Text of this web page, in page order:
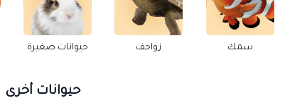
سمك زواحف حيوانات صغيرة
حيوانات أخرى